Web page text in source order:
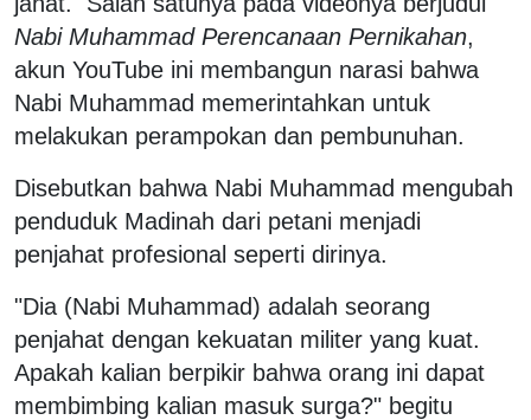
Nabi Muhammad Perencanaan Pernikahan,
akun YouTube ini membangun narasi bahwa
Nabi Muhammad memerintahkan untuk
melakukan perampokan dan pembunuhan.
Disebutkan bahwa Nabi Muhammad mengubah
penduduk Madinah dari petani menjadi
penjahat profesional seperti dirinya.
"Dia (Nabi Muhammad) adalah seorang
penjahat dengan kekuatan militer yang kuat.
Apakah kalian berpikir bahwa orang ini dapat
membimbing kalian masuk surga?" begitu